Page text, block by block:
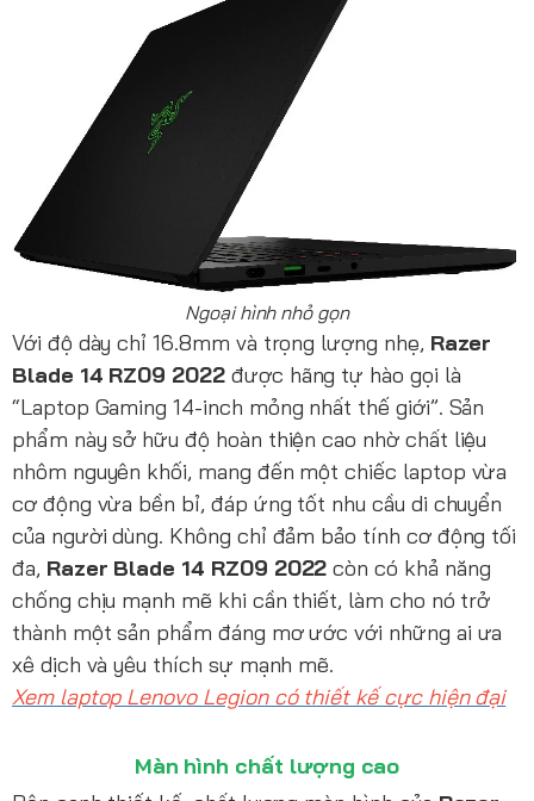
Ngoại hình nhỏ gọn
Với độ dày chỉ 16.8mm và trọng lượng nhẹ, Razer
Blade 14 RZ09 2022 được hãng tự hào gọi là
“Laptop Gaming 14-inch mỏng nhất thế giới”. Sản
phẩm này sở hữu độ hoàn thiện cao nhờ chất liệu
nhôm nguyên khối, mang đến một chiếc laptop vừa
cơ động vừa bền bỉ, đáp ứng tốt nhu cầu di chuyển
của người dùng. Không chỉ đảm bảo tính cơ động tối
đa, Razer Blade 14 RZ09 2022 còn có khả năng
chống chịu mạnh mẽ khi cần thiết, làm cho nó trở
thành một sản phẩm đáng mơ ước với những ai ưa
xê dịch và yêu thích sự mạnh mẽ.
Xem laptop Lenovo Legion có thiết kế cực hiện đại
Màn hình chất lượng cao